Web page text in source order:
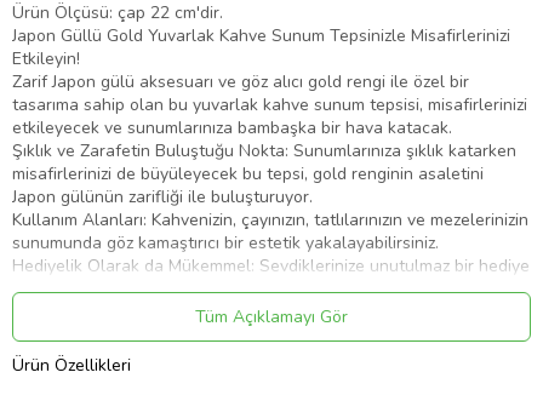
Ürün Ölçüsü: çap 22 cm'dir.
Japon Güllü Gold Yuvarlak Kahve Sunum Tepsinizle Misafirlerinizi
Etkileyin!
Zarif Japon gülü aksesuarı ve göz alıcı gold rengi ile özel bir
tasarıma sahip olan bu yuvarlak kahve sunum tepsisi, misafirlerinizi
etkileyecek ve sunumlarınıza bambaşka bir hava katacak.
Şıklık ve Zarafetin Buluştuğu Nokta: Sunumlarınıza şıklık katarken
misafirlerinizi de büyüleyecek bu tepsi, gold renginin asaletini
Japon gülünün zarifliği ile buluşturuyor.
Kullanım Alanları: Kahvenizin, çayınızın, tatlılarınızın ve mezelerinizin
sunumunda göz kamaştırıcı bir estetik yakalayabilirsiniz.
Hediyelik Olarak da Mükemmel: Sevdiklerinize unutulmaz bir hediye
mi arıyorsunuz? Japon Güllü Gold Yuvarlak Kahve Sunum Tepsimiz
hem şıklığı hem de işlevselliği ile mükemmel bir hediye seçeneği
olacak.
Ürün Kodu:kcm74707258
Tüm Açıklamayı Gör
Ürün Özellikleri